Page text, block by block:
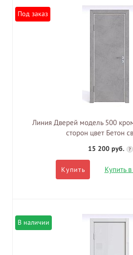
Под заказ
Линия Дверей модель 500
сторон цвет Бетон
15 200 руб. ?
Купить Купить
В наличии